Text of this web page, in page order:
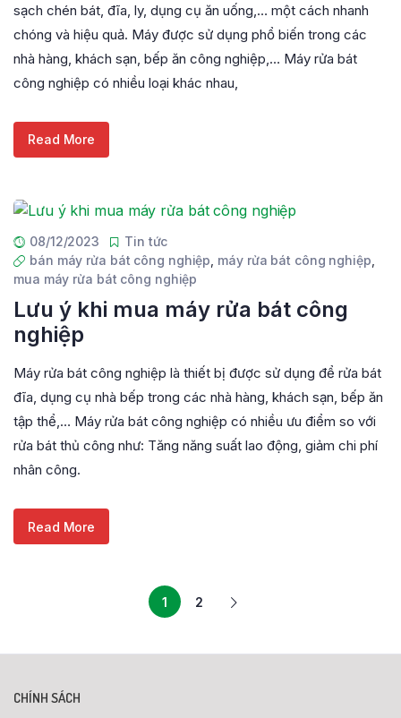
sạch chén bát, đĩa, ly, dụng cụ ăn uống,… một cách nhanh
chóng và hiệu quả. Máy được sử dụng phổ biến trong các
nhà hàng, khách sạn, bếp ăn công nghiệp,… Máy rửa bát
công nghiệp có nhiều loại khác nhau,
Read More
08/12/2023
Tin tức
bán máy rửa bát công nghiệp máy rửa bát công nghiệp
mua máy rửa bát công nghiệp
Lưu ý khi mua máy rửa bát công
nghiệp
Máy rửa bát công nghiệp là thiết bị được sử dụng để rửa bát
đĩa, dụng cụ nhà bếp trong các nhà hàng, khách sạn, bếp ăn
tập thể,… Máy rửa bát công nghiệp có nhiều ưu điểm so với
rửa bát thủ công như: Tăng năng suất lao động, giảm chi phí
nhân công.
Read More
1 2
CHÍNH SÁCH